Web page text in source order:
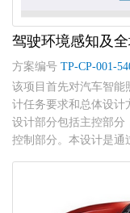
驾驶环境感知及
方案编号 TP-CP-001-
该项目首先对汽车智能
计任务要求和总体设计
设计部分包括主控部分
控制部分。本设计是通